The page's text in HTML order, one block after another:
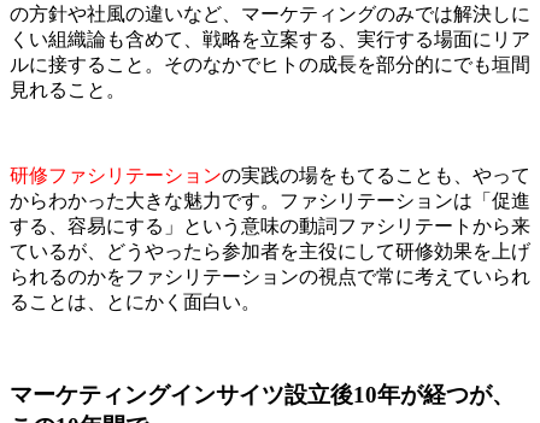
の方針や社風の違いなど、マーケティングのみでは解決しに
くい組織論も含めて、戦略を立案する、実行する場面にリア
ルに接すること。そのなかでヒトの成長を部分的にでも垣間
見れること。
研修ファシリテーションの実践の場をもてることも、やって
からわかった大きな魅力です。ファシリテーションは「促進
する、容易にする」という意味の動詞ファシリテートから来
ているが、どうやったら参加者を主役にして研修効果を上げ
られるのかをファシリテーションの視点で常に考えていられ
ることは、とにかく面白い。
マーケティングインサイツ設立後10年が経つが、